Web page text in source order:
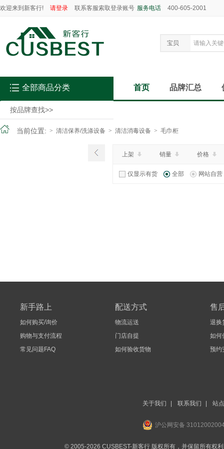
欢迎来到新客行! 请登录 联系客服索取登录账号 服务电话 400-605-2001
宝贝
按品牌查找>>
全部商品分类 首页 品牌汇总
当前位置: > 清洁保养/洗涤设备 > 清洁消毒设备 > 毛巾柜
上架 销量 价格
仅显示有货 全部 网站自营
新手路上
如何购买/询价
购物与支付流程
常见问题FAQ
配送方式
物流运送
门店自提
如何验收货物
售
退换
如何
预约
关于我们 联系我们 站
沪公网安备
© 2005-2026 CUSBEST-新客行 版权所有，并保留所有权